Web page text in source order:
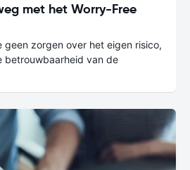
met het Worry-Free
geen zorgen over het eigen risico,
betrouwbaarheid van de